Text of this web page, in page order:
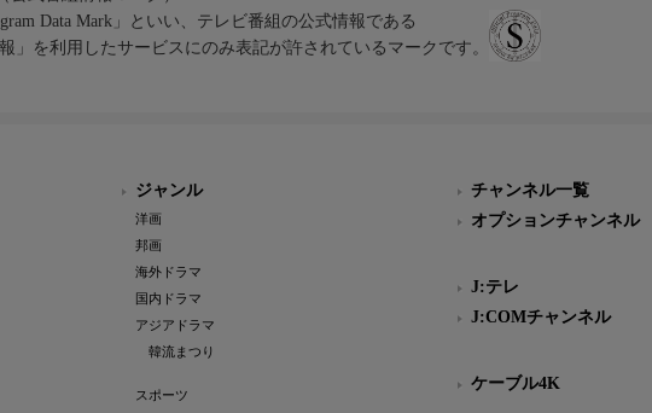
Data Mark」といい、テレビ番組の公式情報である
報」を利用したサービスにのみ表記が許されているマークです。
ジャンル
洋画
邦画
海外ドラマ
国内ドラマ
アジアドラマ
韓流まつり
スポーツ
チャンネル一覧
オプションチャンネル
J:テレ
J:COMチャンネル
ケーブル4K